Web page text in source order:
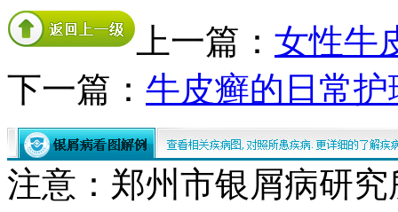
上一篇： 女性牛
下一篇： 牛皮癣的日常
注意：郑州市银屑病研